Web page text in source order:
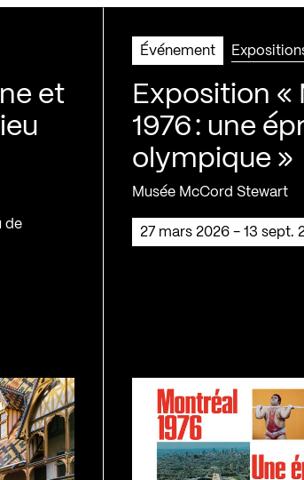
et
de
Événement
Exposition «
1976 : une
olympique »
Musée McCord Stewart
27 mars 2026 - 13 sept.